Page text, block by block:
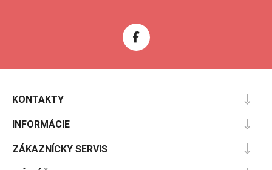
KONTAKTY
INFORMÁCIE
ZÁKAZNÍCKY SERVIS